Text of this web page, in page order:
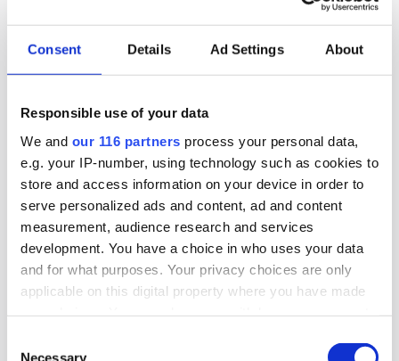
Consent Details Ad Settings About
Responsible use of your data
We and our 116 partners process your personal data,
e.g. your IP-number, using technology such as cookies to
store and access information on your device in order to
serve personalized ads and content, ad and content
measurement, audience research and services
development. You have a choice in who uses your data
and for what purposes. Your privacy choices are only
applicable on this digital property where you have made
the Privacy trigger icon.
Necessary
2026-07-17, 06:20
Glam drar in miljonbelopp
Den nystartade pr-byrån Glam drog in
miljonbelopp under sitt första, förlängda
räkenskapsår.
Affärer Pr
2026-07-09, 15:56
Aspekta upp 1 procent – miljoner till
ägarna